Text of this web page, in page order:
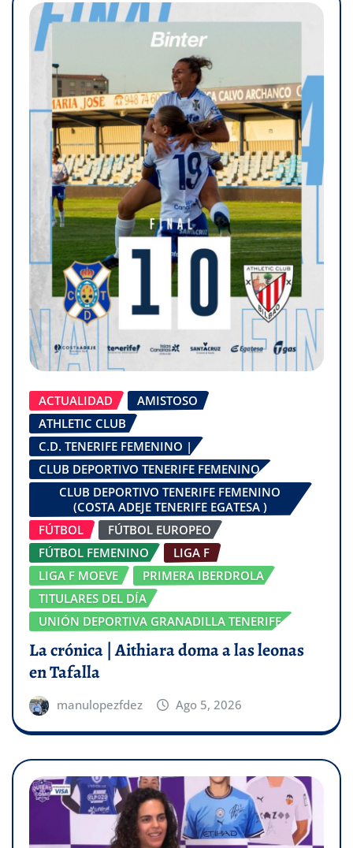
ACTUALIDAD
AMISTOSO
ATHLETIC CLUB
C.D. TENERIFE FEMENINO |
CLUB DEPORTIVO TENERIFE FEMENINO
CLUB DEPORTIVO TENERIFE FEMENINO
(COSTA ADEJE TENERIFE EGATESA )
FÚTBOL
FÚTBOL EUROPEO
FÚTBOL FEMENINO
LIGA F
LIGA F MOEVE
PRIMERA IBERDROLA
TITULARES DEL DÍA
UNIÓN DEPORTIVA GRANADILLA TENERIFE
La crónica | Aithiara doma a las leonas
en Tafalla
manulopezfdez Ago 5, 2026